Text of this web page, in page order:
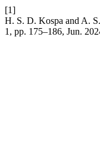
[1]
H. S. D. Kospa and A.
1, pp. 175–186, Jun.